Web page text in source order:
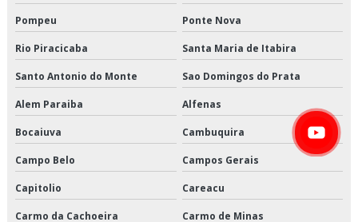
Frete carga fracionada
Logística cross docking
Logística de alimentos congelados em sp
Logística de alimentos congelados são paulo
Logística de alimentos congelados valor
Pompeu Ponte Nova
Rio Piracicaba Santa Maria de Itabira
Santo Antonio do Monte Sao Domingos do Prata
Alem Paraiba Alfenas
Bocaiuva Cambuquira
Campo Belo Campos Gerais
Capitolio Careacu
Carmo da Cachoeira Carmo de Minas